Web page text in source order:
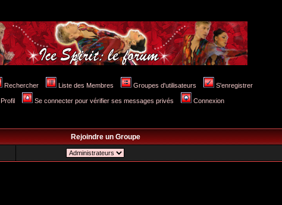
Rechercher Liste des Membres Groupes d'utilisateurs S'enregistrer
Profil Se connecter pour vérifier ses messages privés Connexion
Rejoindre un Groupe